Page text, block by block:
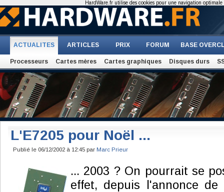
ACTUALITES ARTICLES PRIX FORUM BASE
Processeurs Cartes mères Cartes graphiques Disques durs
L'E7205 pour Noël ...
Publié le 06/12/2002 à 12:45 par Marc Prieur
... 2003 ? On pourrait se
effet, depuis l'annonce
HardWare.fr utilise des cookies pour une navigation